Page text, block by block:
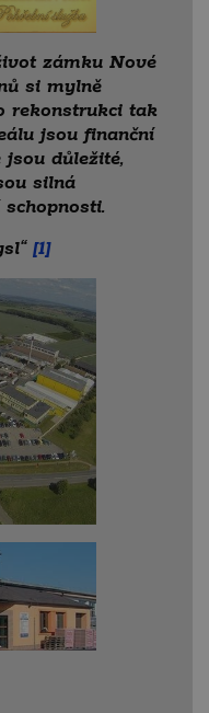
zámku Nové
si mylně
rekonstrukci tak
jsou finanční
důležité,
silná
[1]